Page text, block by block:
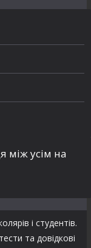
між усім на
і студентів.
та довідкові